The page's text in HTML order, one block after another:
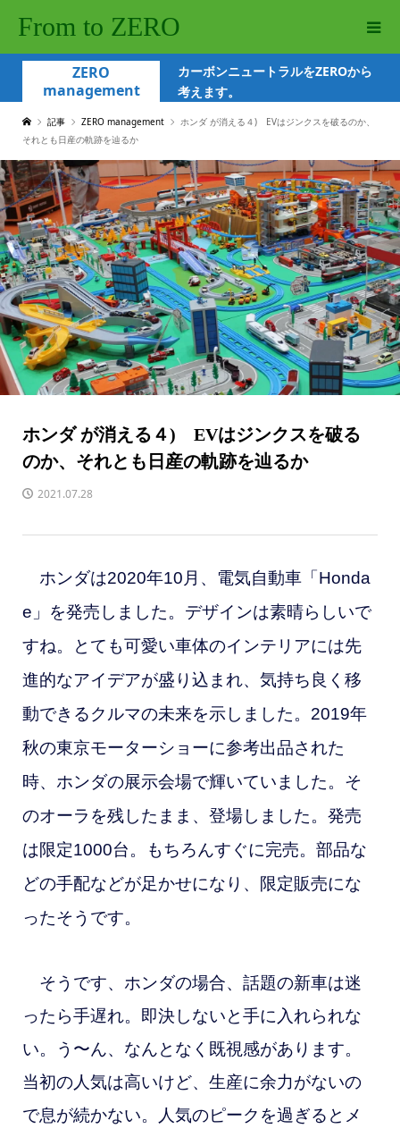
From to ZERO
ZERO
management
カーボンニュートラルをZEROから
考えます。
記事 ZERO management
ホンダ が消える４) EVはジンクスを破るのか、
それとも日産の軌跡を辿るか
ホンダ が消える４) EVはジンクスを破る
のか、それとも日産の軌跡を辿るか
2021.07.28
ホンダは2020年10月、電気自動車「Honda
e」を発売しました。デザインは素晴らしいで
すね。とても可愛い車体のインテリアには先
進的なアイデアが盛り込まれ、気持ち良く移
動できるクルマの未来を示しました。2019年
秋の東京モーターショーに参考出品された
時、ホンダの展示会場で輝いていました。そ
のオーラを残したまま、登場しました。発売
は限定1000台。もちろんすぐに完売。部品な
どの手配などが足かせになり、限定販売にな
ったそうです。
そうです、ホンダの場合、話題の新車は迷
ったら手遅れ。即決しないと手に入れられな
い。う〜ん、なんとなく既視感があります。
当初の人気は高いけど、生産に余力がないの
で息が続かない。人気のピークを過ぎるとメ